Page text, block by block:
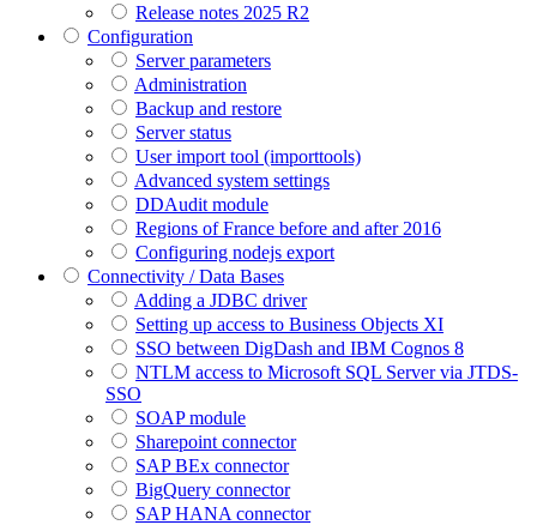
Release notes 2025 R2
Configuration
Server parameters
Administration
Backup and restore
Server status
User import tool (importtools)
Advanced system settings
DDAudit module
Regions of France before and after 2016
Configuring nodejs export
Connectivity / Data Bases
Adding a JDBC driver
Setting up access to Business Objects XI
SSO between DigDash and IBM Cognos 8
NTLM access to Microsoft SQL Server via JTDS-
SSO
SOAP module
Sharepoint connector
SAP BEx connector
BigQuery connector
SAP HANA connector